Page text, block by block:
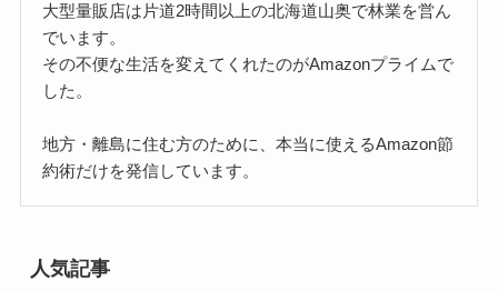
大型量販店は片道2時間以上の北海道山奥で林業を営ん
でいます。
その不便な生活を変えてくれたのがAmazonプライムで
した。
地方・離島に住む方のために、本当に使えるAmazon節
約術だけを発信しています。
人気記事